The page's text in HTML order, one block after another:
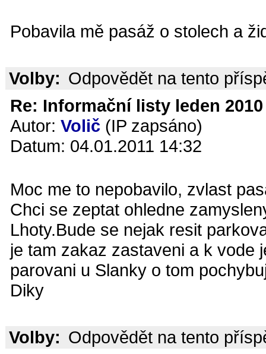
Pobavila mě pasáž o stolech a
Volby: Odpovědět na tento
Re: Informační listy leden
Autor: Volič (IP zapsáno)
Datum: 04.01.2011 14:32
Moc me to nepobavilo, zvlast
Chci se zeptat ohledne
Lhoty.Bude se nejak resit
je tam zakaz zastaveni a k vode
parovani u Slanky o tom
Diky
Volby: Odpovědět na tento